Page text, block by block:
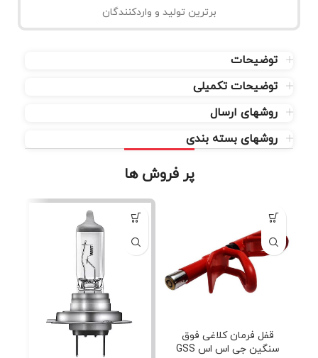
برترین تولید و واردکنندگان
توضیحات
توضیحات تکمیلی
روشهای ارسال
روشهای بسته بندی
پر فروش ها
قفل فرمان کلاغی فوق
سنگین جی اس اس GSS